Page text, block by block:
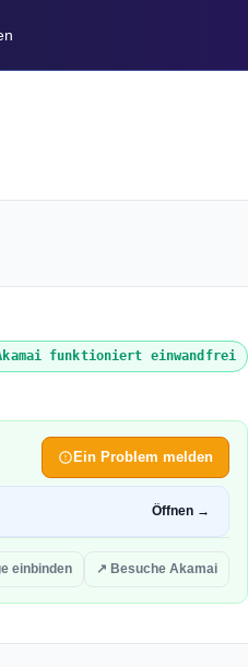
funktioniert einwandfrei
Ein Problem melden
Öffnen →
einbinden ↗ Besuche Akamai